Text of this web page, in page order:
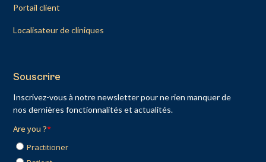
Portail client
Localisateur de cliniques
Souscrire
Inscrivez-vous à notre newsletter pour ne rien manquer de
nos dernières fonctionnalités et actualités.